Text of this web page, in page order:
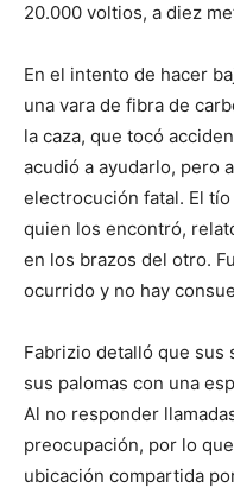
20.000 voltios, a diez
En el intento de hacer
una vara de fibra de
la caza, que tocó
acudió a ayudarlo, pero
electrocución fatal. El
quien los encontró,
en los brazos del otro.
ocurrido y no hay
Fabrizio detalló que sus
sus palomas con una
Al no responder
preocupación, por lo
ubicación compartida